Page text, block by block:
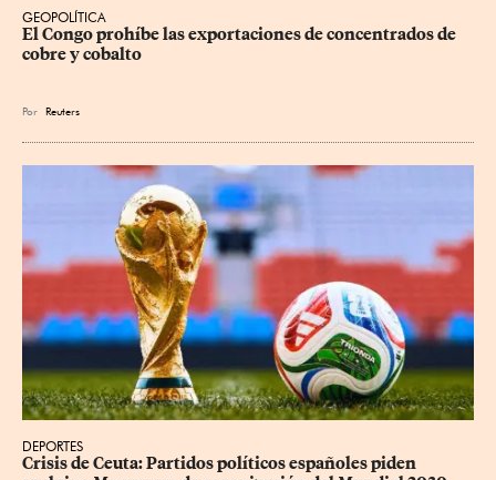
GEOPOLÍTICA
El Congo prohíbe las exportaciones de concentrados de
cobre y cobalto
Por Reuters
DEPORTES
Crisis de Ceuta: Partidos políticos españoles piden